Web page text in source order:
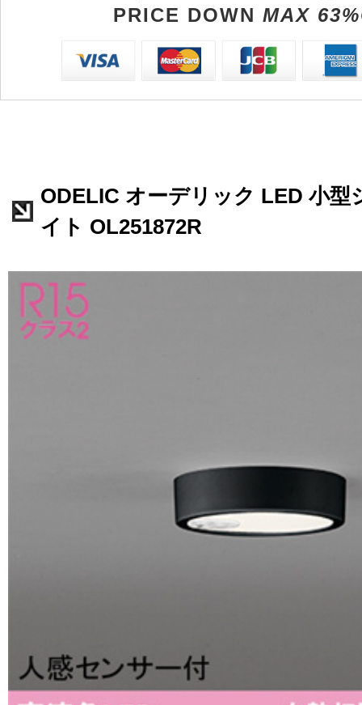
PRICE DOWN MAX
ODELIC オーデリック LED 小型
イト OL251872R